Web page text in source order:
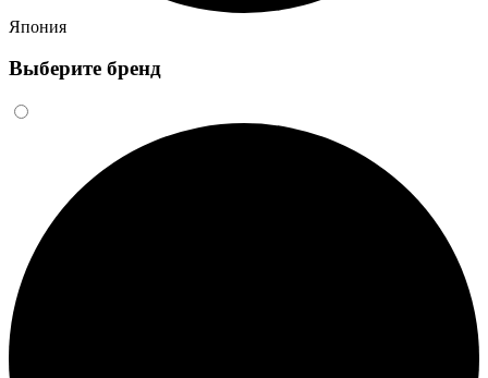
Япония
Выберите бренд